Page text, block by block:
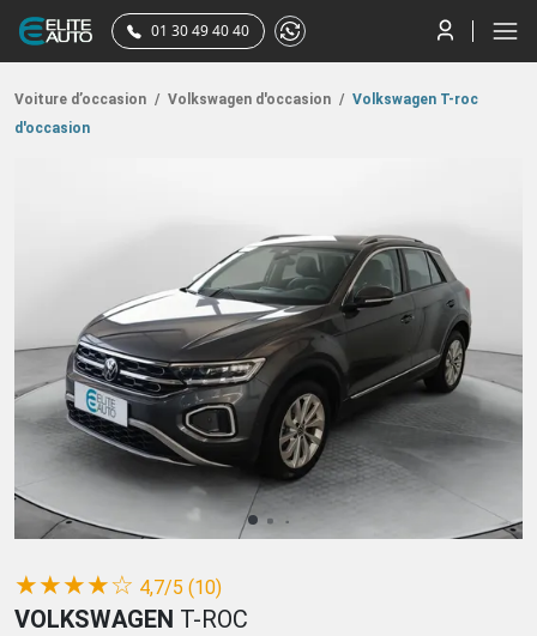
01 30 49 40 40
Voiture d’occasion / Volkswagen d'occasion / Volkswagen T-roc
d'occasion
(*)
★
(*)★
(*) ★
(*) ★
(*) ☆ 4,7/5 (10)
VOLKSWAGEN T-ROC